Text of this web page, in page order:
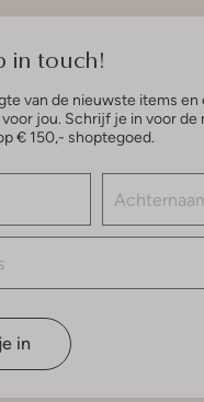
in touch!
van de nieuwste items en
voor jou. Schrijf je in voor
€ 150,- shoptegoed.
in